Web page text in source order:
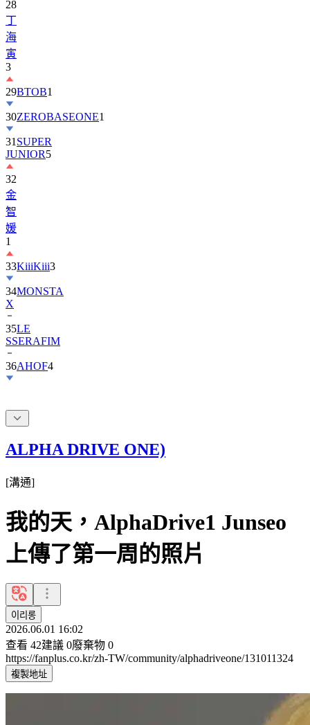
28
丁
海
寅
3
29BTOB1
30ZEROBASEONE1
31 SUPER
JUNIOR5
32
金
智
媛
1
33KiiiKiii3
34MONSTA
X
35LE
SSERAFIM
36AHOF4
ALPHA DRIVE ONE)
[溝通]
我的天，AlphaDrive1 Junseo
上傳了第一周的照片
이리롱
2026.06.01 16:02
查看 42建議 0廢棄物 0
https://fanplus.co.kr/zh-TW/community/alphadriveone/131011324
複製地址